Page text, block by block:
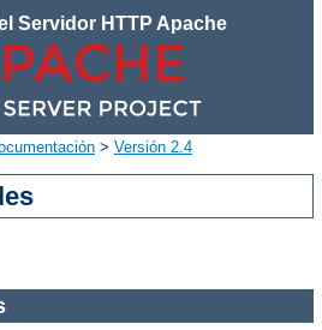
Servidor HTTP Apache
> Versión 2.4